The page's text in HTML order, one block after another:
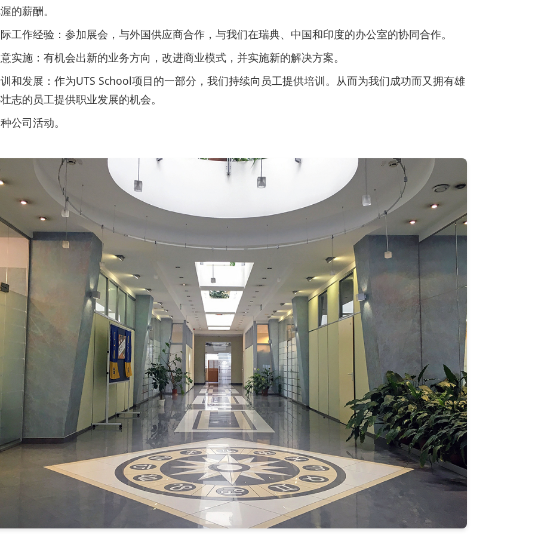
的薪酬。
工作经验：参加展会，与外国供应商合作，与我们在瑞典、中国和印度的办公室的协同合作。
实施：有机会出新的业务方向，改进商业模式，并实施新的解决方案。
和发展：作为UTS School项目的一部分，我们持续向员工提供培训。从而为我们成功而又拥有雄
志的员工提供职业发展的机会。
公司活动。